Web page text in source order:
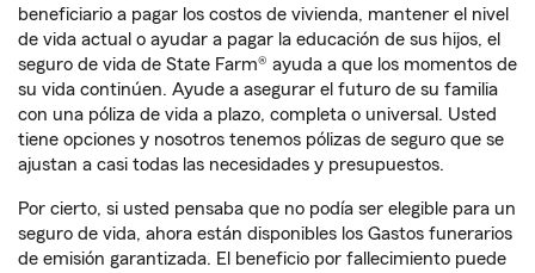
beneficiario a pagar los costos de vivienda, mantener el nivel
de vida actual o ayudar a pagar la educación de sus hijos, el
seguro de vida de State Farm® ayuda a que los momentos de
su vida continúen. Ayude a asegurar el futuro de su familia
con una póliza de vida a plazo, completa o universal. Usted
tiene opciones y nosotros tenemos pólizas de seguro que se
ajustan a casi todas las necesidades y presupuestos.
Por cierto, si usted pensaba que no podía ser elegible para un
seguro de vida, ahora están disponibles los Gastos funerarios
de emisión garantizada. El beneficio por fallecimiento puede